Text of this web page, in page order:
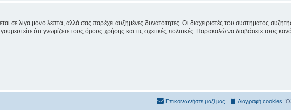
σε λίγα μόνο λεπτά, αλλά σας παρέχει αυξημένες δυνατότητες. Οι διαχειριστές του συστήματος
ότι γνωρίζετε τους όρους χρήσης και τις σχετικές πολιτικές. Παρακαλώ να διαβάσετε τους
Διαγραφή cookies
Επικοινωνήστε μαζί μας